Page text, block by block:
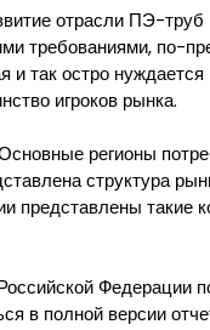
отрасли ПЭ-
требованиями, по-
и так остро
игроков рынка.
регионы
структура
представлены
Федерации
в полной версии